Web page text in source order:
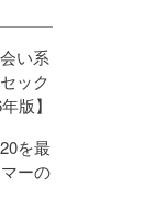
い系
ック
版】
を最
ーの